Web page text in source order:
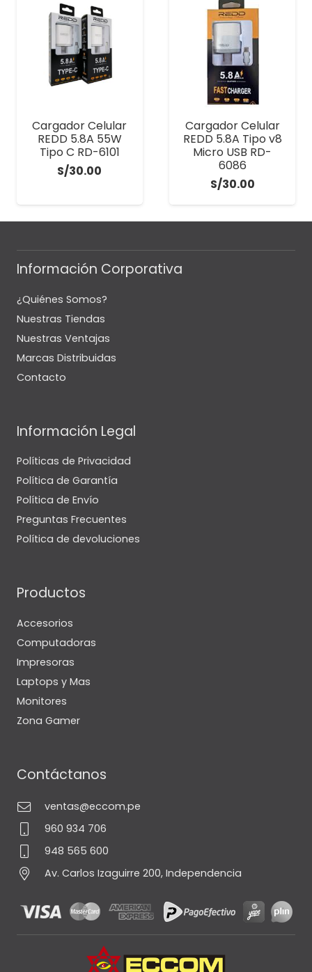
Cargador Celular
REDD 5.8A 55W
Tipo C RD-6101
S/30.00
Cargador Celular
REDD 5.8A Tipo v8
Micro USB RD-
6086
S/30.00
Información Corporativa
¿Quiénes Somos?
Nuestras Tiendas
Nuestras Ventajas
Marcas Distribuidas
Contacto
Información Legal
Políticas de Privacidad
Política de Garantía
Política de Envío
Preguntas Frecuentes
Política de devoluciones
Productos
Accesorios
Computadoras
Impresoras
Laptops y Mas
Monitores
Zona Gamer
Contáctanos
ventas@eccom.pe
960 934 706
948 565 600
Av. Carlos Izaguirre 200, Independencia